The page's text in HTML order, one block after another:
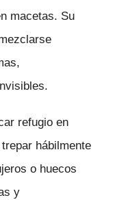
macetas. Su
refugio en
hábilmente
o huecos
y